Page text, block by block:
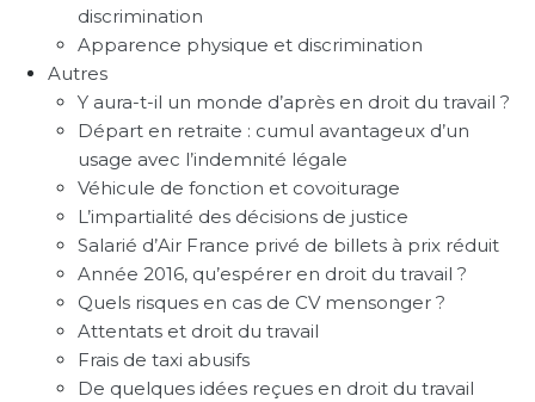
discrimination
Apparence physique et discrimination
Autres
Y aura-t-il un monde d’après en droit du travail ?
Départ en retraite : cumul avantageux d’un
usage avec l’indemnité légale
Véhicule de fonction et covoiturage
L’impartialité des décisions de justice
Salarié d’Air France privé de billets à prix réduit
Année 2016, qu’espérer en droit du travail ?
Quels risques en cas de CV mensonger ?
Attentats et droit du travail
Frais de taxi abusifs
De quelques idées reçues en droit du travail